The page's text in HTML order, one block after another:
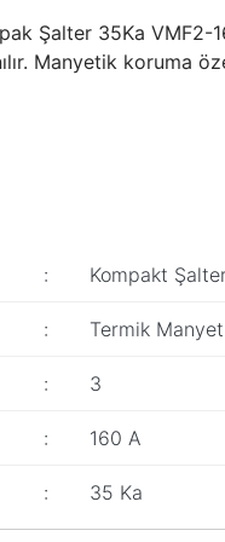
Şalter 35Ka VMF2-
Manyetik koruma
: Kompakt
: Termik
: 3
: 160 A
: 35 Ka